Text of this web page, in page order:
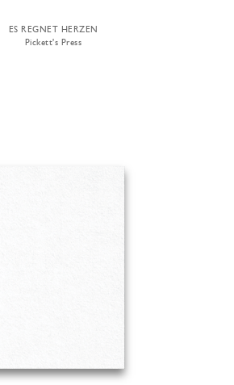
ES REGNET HERZEN
Pickett's Press